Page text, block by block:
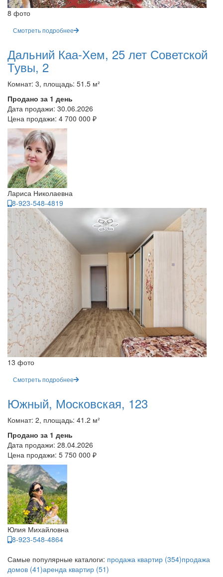
8 фото
Смотреть подробнее
Дальний Каа-Хем, 25 лет Советской
Тувы, 2
Комнат: 3, площадь: 51.5 м²
Продано за 1 день
Дата продажи: 30.06.2026
Цена продажи: 4 700 000 ₽
Лариса Николаевна
8-923-548-4819
13 фото
Смотреть подробнее
Южный, Московская, 123
Комнат: 2, площадь: 41.2 м²
Продано за 1 день
Дата продажи: 28.04.2026
Цена продажи: 5 750 000 ₽
Юлия Михайловна
8-923-548-4864
Самые популярные каталоги: продажа квартир (354)продажа
домов (41)аренда квартир (51)